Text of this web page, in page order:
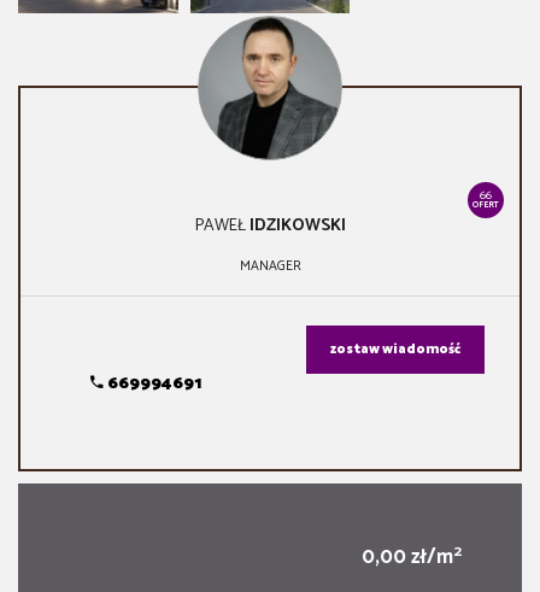
66
OFERT
PAWEŁIDZIKOWSKI
MANAGER
669994691
zostaw wiadomość
0,00 zł/m2